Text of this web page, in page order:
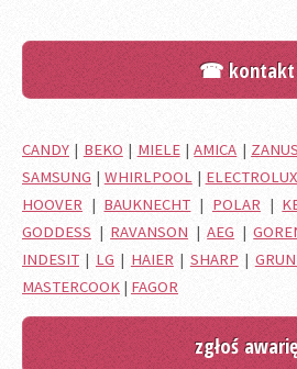
☎ kontakt
CANDY | BEKO | MIELE|AMICA |
SAMSUNG | WHIRLPOOL| ELECTROLUX
HOOVER | BAUKNECHT | POLAR |
GODDESS | RAVANSON |AEG |
INDESIT | LG | HAIER | SHARP |
MASTERCOOK | FAGOR
zgłoś awarię